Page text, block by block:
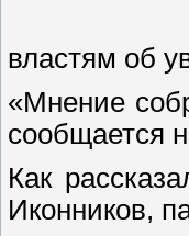
властям об
«Мнение
сообщается
Как
Иконников,